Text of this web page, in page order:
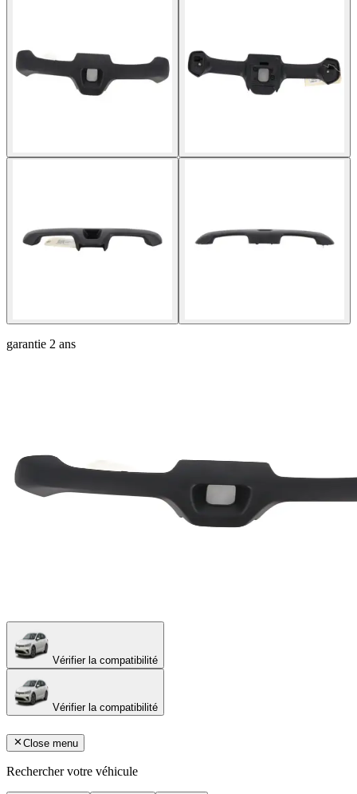
garantie 2 ans
Vérifier la compatibilité
Vérifier la compatibilité
Close menu
Rechercher votre véhicule